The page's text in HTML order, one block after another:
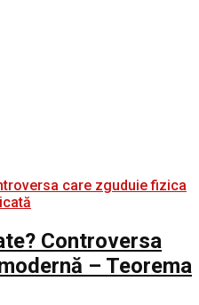
Controversa
– Teorema